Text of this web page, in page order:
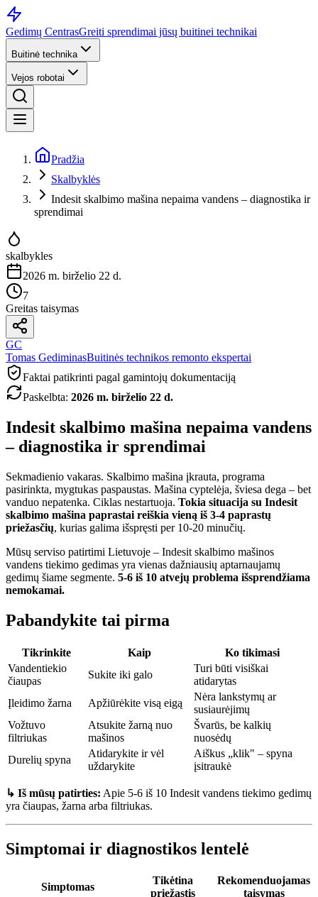
Gedimų CentrasGreiti sprendimai jūsų buitinei technikai
Buitinė technika
Vejos robotai
Pradžia
Skalbyklės
Indesit skalbimo mašina nepaima vandens – diagnostika ir
sprendimai
skalbykles
2026 m. birželio 22 d.
7
Greitas taisymas
GC
Tomas GediminasBuitinės technikos remonto ekspertai
Faktai patikrinti pagal gamintojų dokumentaciją
Paskelbta: 2026 m. birželio 22 d.
Indesit skalbimo mašina nepaima vandens
– diagnostika ir sprendimai
Sekmadienio vakaras. Skalbimo mašina įkrauta, programa
pasirinkta, mygtukas paspaustas. Mašina cyptelėja, šviesa dega – bet
vanduo nepatenka. Ciklas nestartuoja. Tokia situacija su Indesit
skalbimo mašina paprastai reiškia vieną iš 3-4 paprastų
priežasčių, kurias galima išspręsti per 10-20 minučių.
Mūsų serviso patirtimi Lietuvoje – Indesit skalbimo mašinos
vandens tiekimo gedimas yra vienas dažniausių aptarnaujamų
gedimų šiame segmente. 5-6 iš 10 atvejų problema išsprendžiama
nemokamai.
Pabandykite tai pirma
Tikrinkite Kaip
Ko tikimasi
Vandentiekio
čiaupas
Sukite iki galo
Turi būti visiškai
atidarytas
Įleidimo žarna
Apžiūrėkite visą eigą
Nėra lankstymų ar
susiaurėjimų
Vožtuvo
filtriukas
Atsukite žarną nuo
mašinos
Švarūs, be kalkių
nuosėdų
Durelių spyna
Atidarykite ir vėl
uždarykite
Aiškus „klik" – spyna
įsitraukė
↳ Iš mūsų patirties: Apie 5-6 iš 10 Indesit vandens tiekimo gedimų
yra čiaupas, žarna arba filtriukas.
Simptomai ir diagnostikos lentelė
Simptomas
Tikėtina
priežastis
Rekomenduojamas
taisymas